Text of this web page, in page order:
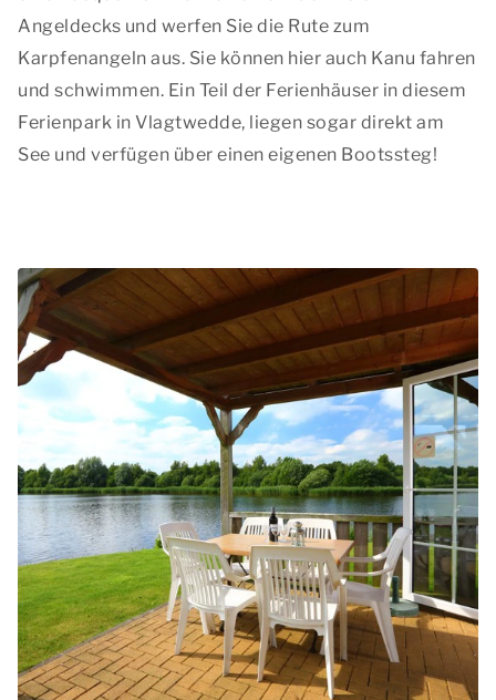
Angeldecks und werfen Sie die Rute zum
Karpfenangeln aus. Sie können hier auch Kanu fahren
und schwimmen. Ein Teil der Ferienhäuser in diesem
Ferienpark in Vlagtwedde, liegen sogar direkt am
See und verfügen über einen eigenen Bootssteg!